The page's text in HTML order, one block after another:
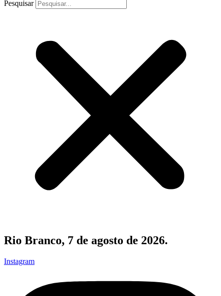
Pesquisar
Rio Branco, 7 de agosto de 2026.
Instagram